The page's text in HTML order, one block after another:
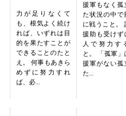
力が足りなくて
も、根気よく続け
れば、いずれは目
的を果たすことが
できることのたと
え。 何事もあきら
めずに努力すれ
ば、必...
援軍もなく孤
た状況の中で
に戦うこと。
援助も受けず
人で努力す
と。 「孤軍」
援軍がない孤
た...